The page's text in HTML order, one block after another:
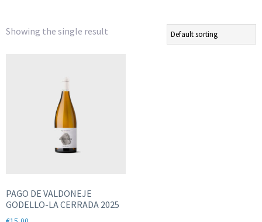
Showing the single result
PAGO DE VALDONEJE
GODELLO-LA CERRADA 2025